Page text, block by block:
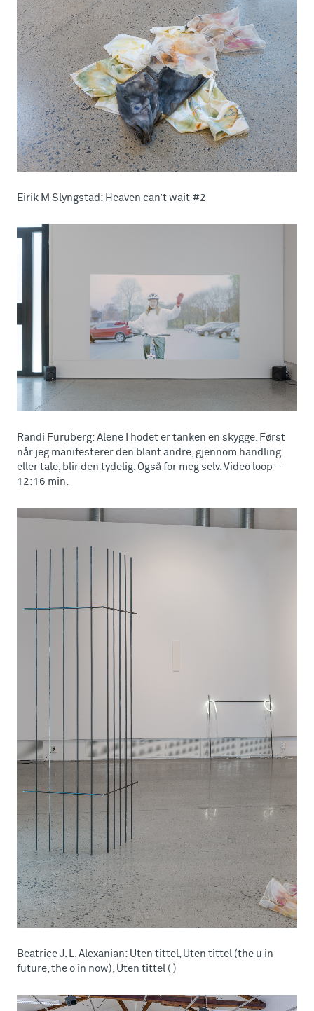
Eirik M Slyngstad: Heaven can’t wait #2
Randi Furuberg: Alene I hodet er tanken en skygge. Først
når jeg manifesterer den blant andre, gjennom handling
eller tale, blir den tydelig. Også for meg selv. Video loop –
12:16 min.
Beatrice J. L. Alexanian: Uten tittel, Uten tittel (the u in
future, the o in now), Uten tittel ( )